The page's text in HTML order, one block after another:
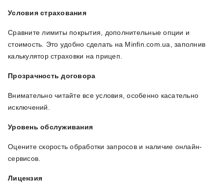
Условия страхования
Сравните лимиты покрытия, дополнительные опции и
стоимость. Это удобно сделать на Minfin.com.ua, заполнив
калькулятор страховки на прицеп.
Прозрачность договора
Внимательно читайте все условия, особенно касательно
исключений.
Уровень обслуживания
Оцените скорость обработки запросов и наличие онлайн-
сервисов.
Лицензия